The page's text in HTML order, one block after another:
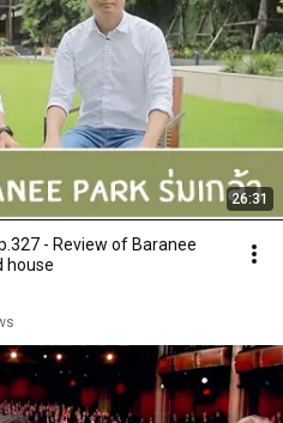
26:31
- Review of Baranee
house